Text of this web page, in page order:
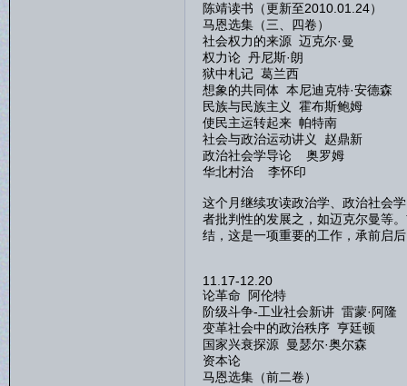
陈靖读书（更新至2010.01.24）
马恩选集（三、四卷）
社会权力的来源 迈克尔·曼
权力论 丹尼斯·朗
狱中札记 葛兰西
想象的共同体 本尼迪克特·安德森
民族与民族主义 霍布斯鲍姆
使民主运转起来 帕特南
社会与政治运动讲义 赵鼎新
政治社会学导论 奥罗姆
华北村治 李怀印
这个月继续攻读政治学、政治社会
者批判性的发展之，如迈克尔曼等
结，这是一项重要的工作，承前启
11.17-12.20
论革命 阿伦特
阶级斗争-工业社会新讲 雷蒙·阿隆
变革社会中的政治秩序 亨廷顿
国家兴衰探源 曼瑟尔·奥尔森
资本论
马恩选集（前二卷）